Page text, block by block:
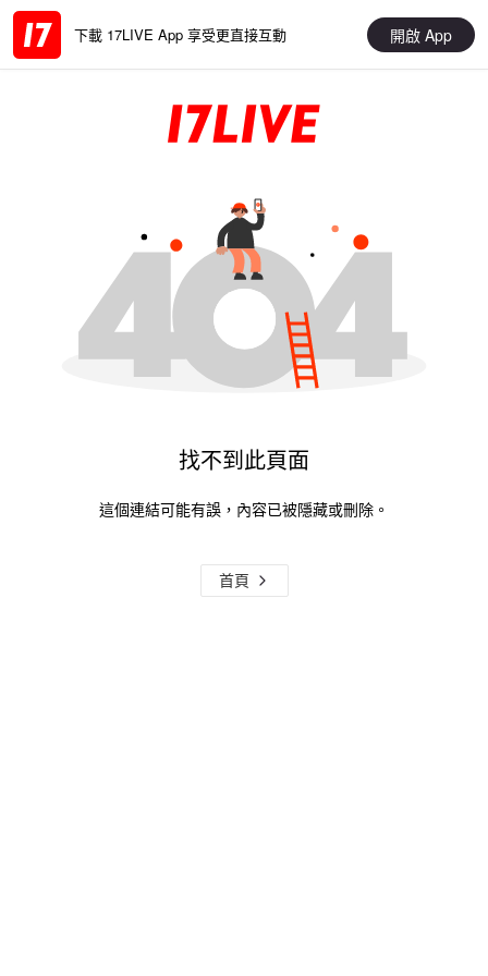
下載 17LIVE App 享受更直接互動 開啟 App
找不到此頁面
這個連結可能有誤，內容已被隱藏或刪除。
首頁